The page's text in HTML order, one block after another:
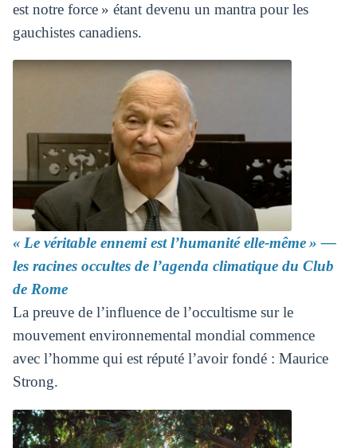
est notre force » étant devenu un mantra pour les
gauchistes canadiens.
« Le véritable ennemi est l’humanité elle-même » —
les racines occultes de l’agenda climatique du Club
de Rome
La preuve de l’influence de l’occultisme sur le
mouvement environnemental mondial commence
avec l’homme qui est réputé l’avoir fondé : Maurice
Strong.